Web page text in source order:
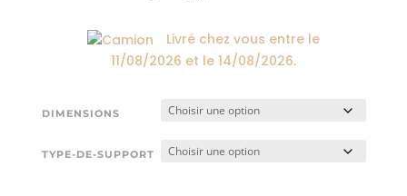
Livré chez vous entre le
11/08/2026 et le 14/08/2026.
DIMENSIONS
TYPE-DE-SUPPORT